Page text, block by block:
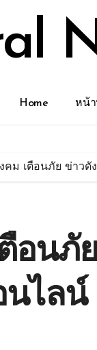
Home หน้
คม เตือนภัย ข่าวดั
อนภั
นไลน์